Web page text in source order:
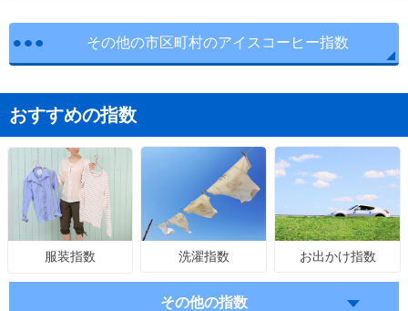
その他の市区町村のアイスコーヒー指数
おすすめの指数
服装指数 洗濯指数 お出かけ指数
その他の指数